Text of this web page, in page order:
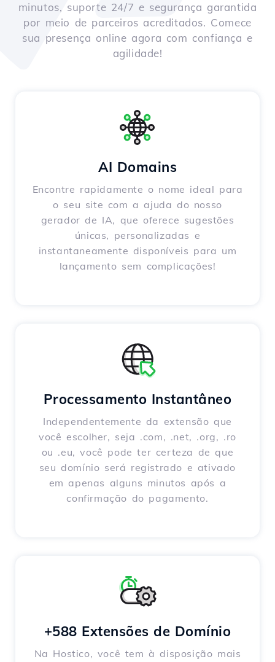
minutos, suporte 24/7 e segurança garantida
por meio de parceiros acreditados. Comece
sua presença online agora com confiança e
agilidade!
AI Domains
Encontre rapidamente o nome ideal para
o seu site com a ajuda do nosso
gerador de IA, que oferece sugestões
únicas, personalizadas e
instantaneamente disponíveis para um
lançamento sem complicações!
Processamento Instantâneo
Independentemente da extensão que
você escolher, seja .com, .net, .org, .ro
ou .eu, você pode ter certeza de que
seu domínio será registrado e ativado
em apenas alguns minutos após a
confirmação do pagamento.
+588 Extensões de Domínio
Na Hostico, você tem à disposição mais